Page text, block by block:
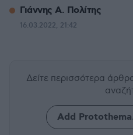
Γιάννης Α. Πολίτης
16.03.2022, 21:42
Δείτε περισσότερα
Add